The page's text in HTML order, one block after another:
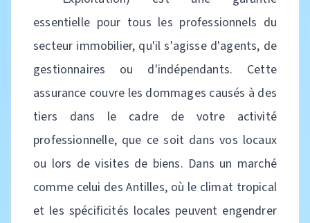
essentielle pour tous les professionnels du
secteur immobilier, qu'il s'agisse d'agents, de
gestionnaires ou d'indépendants. Cette
assurance couvre les dommages causés à des
tiers dans le cadre de votre activité
professionnelle, que ce soit dans vos locaux
ou lors de visites de biens. Dans un marché
comme celui des Antilles, où le climat tropical
et les spécificités locales peuvent engendrer